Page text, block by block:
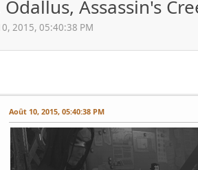
Assassin's
2015, 05:40:38 PM
Août 10, 2015, 05:40:38 PM